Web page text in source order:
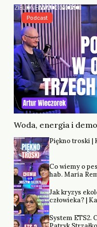
Woda, energia i
Podcast
Piękno troski |
Co wiemy o
hab. Maria
Jak kryzys
człowieka? |
System ETS2.